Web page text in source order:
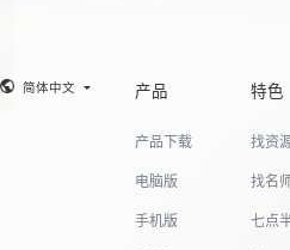
简体中文 产品
产品下载
电脑版
手机版
特色
找资
找名
七点